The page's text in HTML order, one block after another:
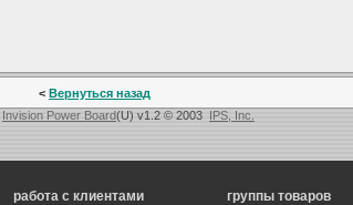
< Вернуться назад
Invision Power Board(U) v1.2 © 2003 IPS, Inc.
работа с клиентами группы товаров